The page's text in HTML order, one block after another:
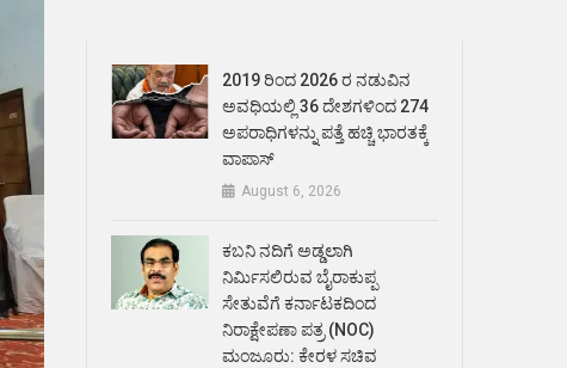
2019 ರಿಂದ 2026 ರ ನಡುವಿನ
ಅವಧಿಯಲ್ಲಿ 36 ದೇಶಗಳಿಂದ 274
ಅಪರಾಧಿಗಳನ್ನು ಪತ್ತೆ ಹಚ್ಚಿ ಭಾರತಕ್ಕೆ
ವಾಪಾಸ್
August 6, 2026
ಕಬನಿ ನದಿಗೆ ಅಡ್ಡಲಾಗಿ
ನಿರ್ಮಿಸಲಿರುವ ಬೈರಾಕುಪ್ಪ
ಸೇತುವೆಗೆ ಕರ್ನಾಟಕದಿಂದ
ನಿರಾಕ್ಷೇಪಣಾ ಪತ್ರ (NOC)
ಮಂಜೂರು: ಕೇರಳ ಸಚಿವ